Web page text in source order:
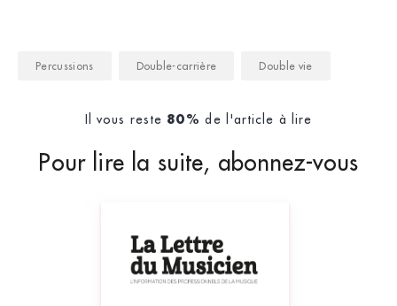
Percussions Double-carrière Double vie
Il vous reste 80% de l'article à lire
Pour lire la suite, abonnez-vous